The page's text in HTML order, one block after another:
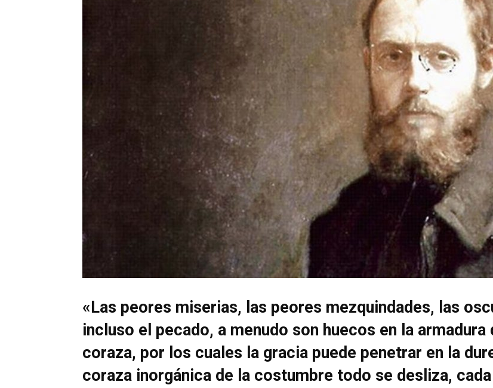
«Las peores miserias, las peores mezquindades, las
incluso el pecado, a menudo son huecos en la
coraza, por los cuales la gracia puede penetrar en la
coraza inorgánica de la costumbre todo se desliza,